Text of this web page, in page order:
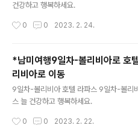
건강하고 행복하세요.
0 0 2023. 2. 24.
*남미여행9일차-볼리비아로 호
리비아로 이동
9일차-볼리비아 호텔 라파스 9일차-볼리
스 늘 건강하고 행복하세요.
0 0 2023. 2. 22.